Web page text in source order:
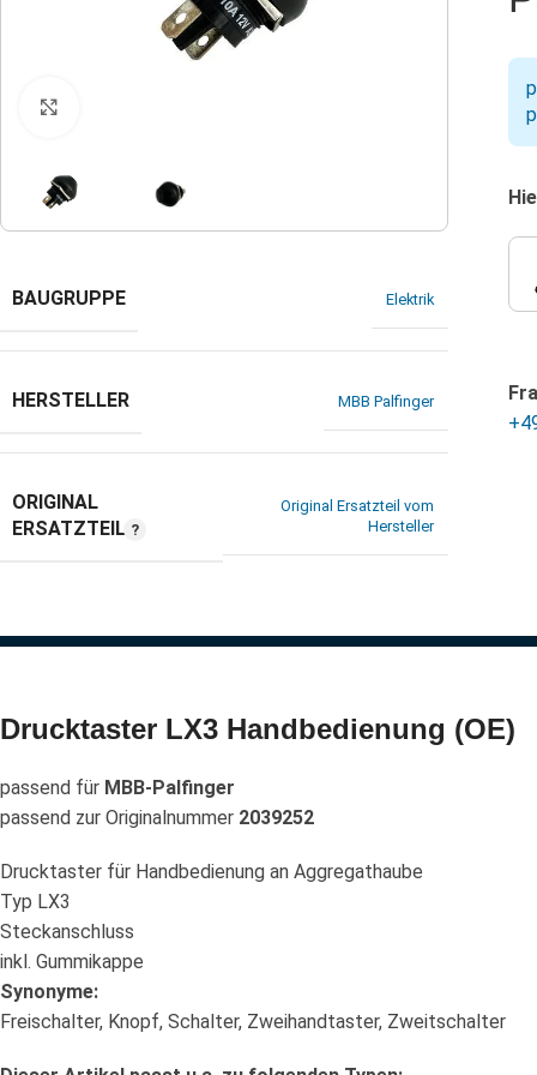
BAUGRUPPE Elektrik
HERSTELLER MBB Palfinger
ORIGINAL
ERSATZTEIL
Original Ersatzteil vom
Hersteller
Drucktaster LX3 Handbedienung (OE)
passend für MBB-Palfinger
passend zur Originalnummer 2039252
Drucktaster für Handbedienung an Aggregathaube
Typ LX3
Steckanschluss
inkl. Gummikappe
Synonyme:
Freischalter, Knopf, Schalter, Zweihandtaster, Zweitschalter